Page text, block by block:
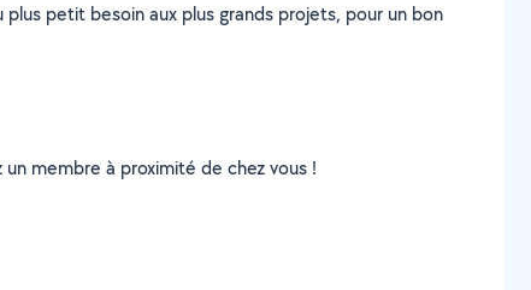
petit besoin aux plus grands projets, pour un bon
membre à proximité de chez vous !